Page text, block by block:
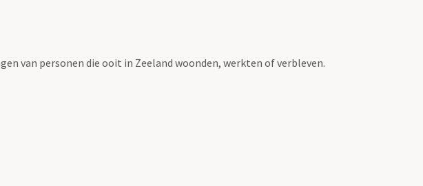
van personen die ooit in Zeeland woonden, werkten of verbleven.